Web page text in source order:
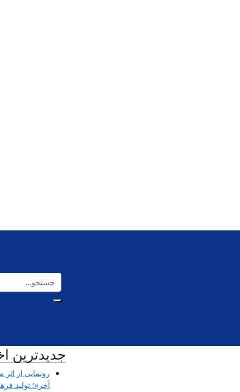
جدیدترین
رونمایی از
آخر»؛ تولید